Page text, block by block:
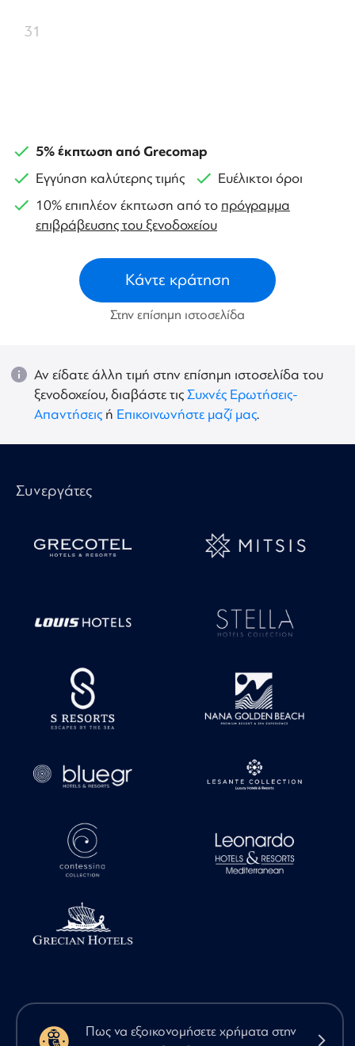
31
5% έκπτωση από Grecomap
Εγγύηση καλύτερης τιμής
Ευέλικτοι όροι
10% επιπλέον έκπτωση από τοπρόγραμμα
επιβράβευσης του ξενοδοχείου
Κάντε κράτηση
Στην επίσημη ιστοσελίδα
Αν είδατε άλλη τιμή στην επίσημη ιστοσελίδα του
ξενοδοχείου, διαβάστε τιςΣυχνές Ερωτήσεις-
Απαντήσεις ή Επικοινωνήστε μαζί μας.
Συνεργάτες
Πως να εξοικονομήσετε χρήματα στην